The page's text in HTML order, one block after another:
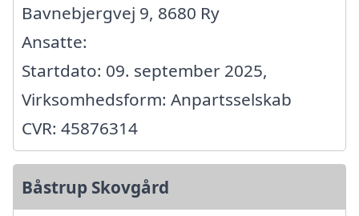
Bavnebjergvej 9, 8680 Ry
Ansatte:
Startdato: 09. september 2025,
Virksomhedsform: Anpartsselskab
CVR: 45876314
Båstrup Skovgård